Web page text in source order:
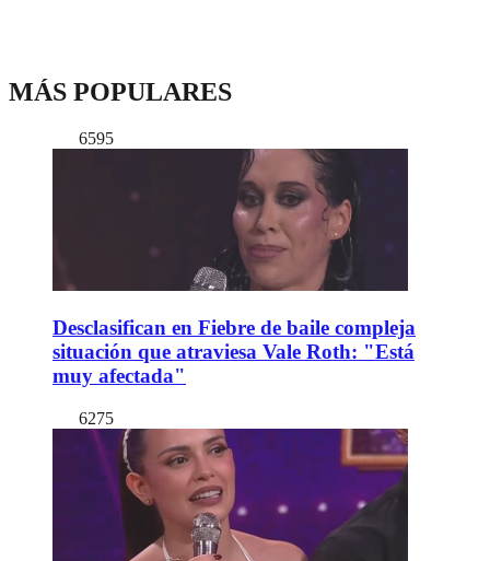
MÁS POPULARES
6595
Desclasifican en Fiebre de baile compleja
situación que atraviesa Vale Roth: "Está
muy afectada"
6275